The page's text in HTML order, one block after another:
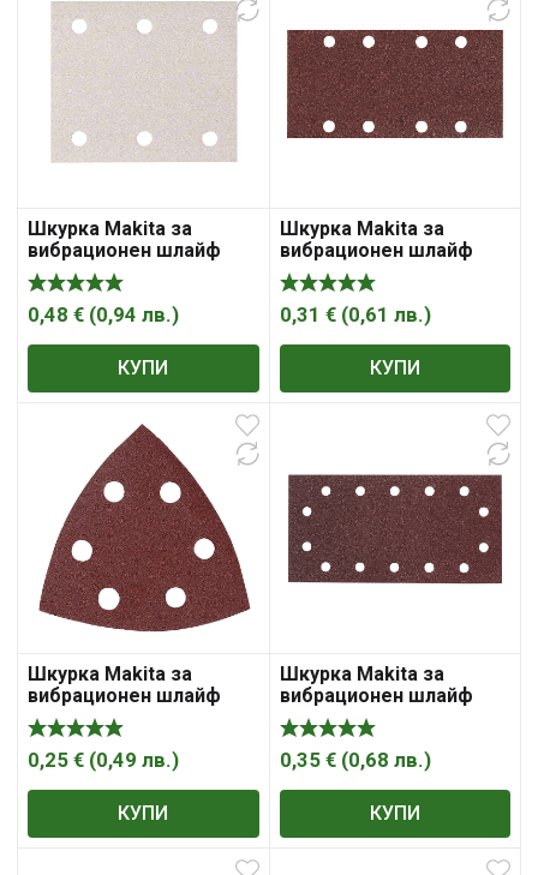
Шкурка Makita за
вибрационен шлайф
0,48 € (0,94 лв.)
КУПИ
Шкурка Makita за
вибрационен шлайф
0,31 € (0,61 лв.)
КУПИ
Шкурка Makita за
вибрационен шлайф
0,25 € (0,49 лв.)
КУПИ
Шкурка Makita за
вибрационен шлайф
0,35 € (0,68 лв.)
КУПИ